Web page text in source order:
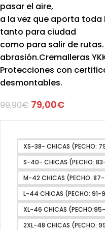
pasar el aire,
a la vez que aporta
tanto para ciudad
como para salir de
abrasión.Cremalleras
Protecciones con
desmontables.
99,90€ 79,00€
XS-38- CHICAS (PECHO:
S-40- CHICAS (PECHO:
M-42 CHICAS (PECHO:
L-44 CHICAS (PECHO:
XL-46 CHICAS
2XL-48 CHICAS (PECHO: